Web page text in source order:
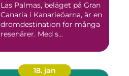
Las Palmas, beläget på Gran
Canaria i Kanarieöarna, är en
drömdestination för många
resenärer. Med s...
18. jan